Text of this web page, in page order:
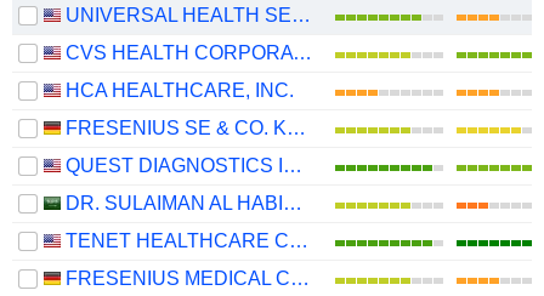
UNIVERSAL HEALTH SERVICES, INC.
CVS HEALTH CORPORATION
HCA HEALTHCARE, INC.
FRESENIUS SE & CO. KGAA
QUEST DIAGNOSTICS INCORPORATED
DR. SULAIMAN AL HABIB MEDICAL SERVICES GROUP COMPANY
TENET HEALTHCARE CORPORATION
FRESENIUS MEDICAL CARE AG